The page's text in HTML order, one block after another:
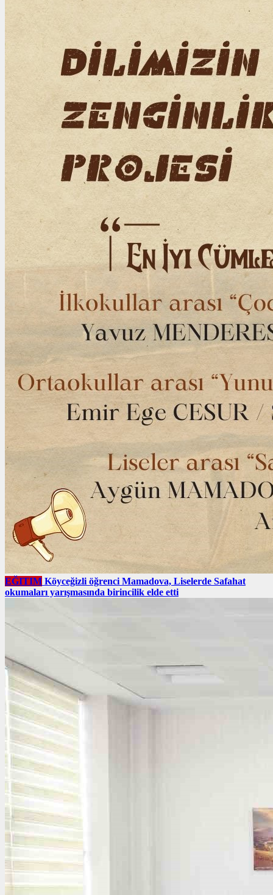
EĞITIM Köyceğizli öğrenci Mamadova, Liselerde Safahat
okumaları yarışmasında birincilik elde etti